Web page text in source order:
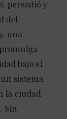
persistió y
del
una
bajo el
un sistema
la ciudad
Sin